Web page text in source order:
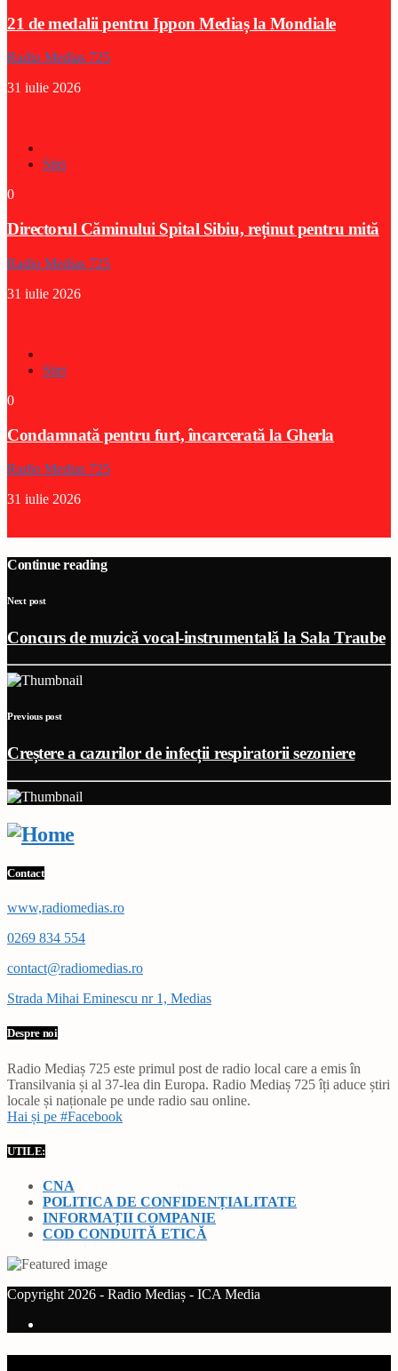
21 de medalii pentru Ippon Mediaș la Mondiale
Radio Medias 725
31 iulie 2026
Stiri
0
Directorul Căminului Spital Sibiu, reținut pentru mită
Radio Medias 725
31 iulie 2026
Stiri
0
Condamnată pentru furt, încarcerată la Gherla
Radio Medias 725
31 iulie 2026
Continue reading
Next post
Concurs de muzică vocal-instrumentală la Sala Traube
Previous post
Creștere a cazurilor de infecții respiratorii sezoniere
Contact
www,radiomedias.ro
0269 834 554
contact@radiomedias.ro
Strada Mihai Eminescu nr 1, Medias
Despre noi
Radio Mediaș 725 este primul post de radio local care a emis în
Transilvania și al 37-lea din Europa. Radio Mediaș 725 îți aduce știri
locale și naționale pe unde radio sau online.
Hai și pe #Facebook
UTILE:
CNA
POLITICA DE CONFIDENȚIALITATE
INFORMAȚII COMPANIE
COD CONDUITĂ ETICĂ
Copyright 2026 - Radio Mediaș - ICA Media